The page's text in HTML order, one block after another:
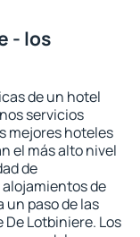
- los
de un hotel
servicios
mejores hoteles
el más alto nivel
de
de
paso de las
Lotbiniere. Los